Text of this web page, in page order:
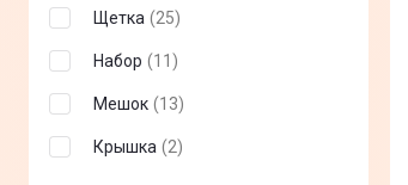
Щетка (25)
Набор (11 )
Мешок (13)
Крышка (2)